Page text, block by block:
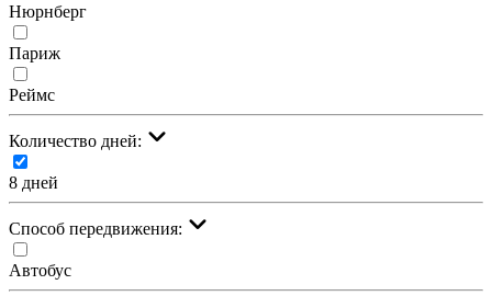
Нюрнберг
Париж
Реймс
Количество дней:
8 дней
Cпособ передвижения:
Автобус